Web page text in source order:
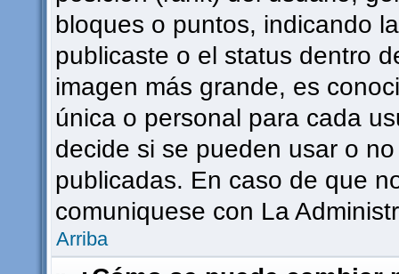
bloques o puntos, indicando
publicaste o el status dentro
imagen más grande, es
única o personal para cada
decide si se pueden usar o
publicadas. En caso de que
comuniquese con La
Arriba